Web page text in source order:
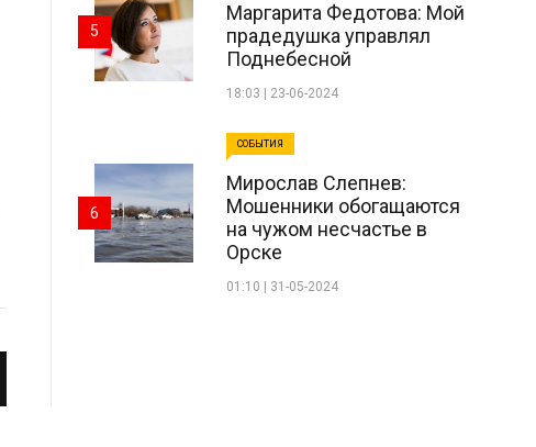
Маргарита Федотова: Мой
прадедушка управлял
Поднебесной
18:03 | 23-06-2024
5
СОБЫТИЯ
Мирослав Слепнев:
Мошенники обогащаются
на чужом несчастье в
Орске
01:10 | 31-05-2024
6